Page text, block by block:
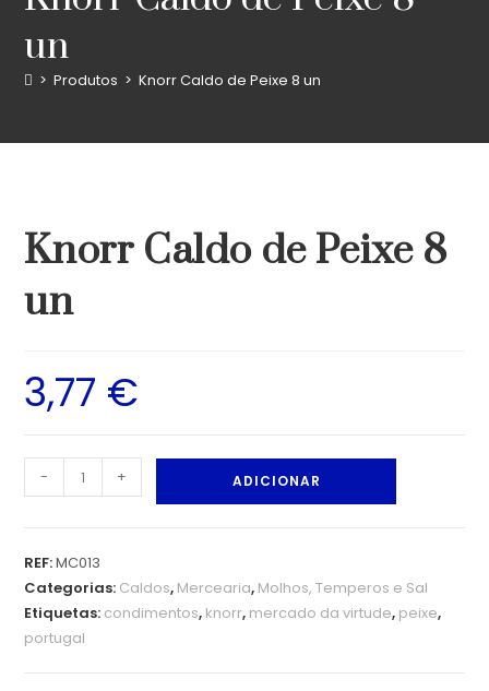
un
> Produtos > Knorr Caldo de Peixe 8 un
Knorr Caldo de Peixe 8
un
3,77 €
- + ADICIONAR
REF:MC013
Categorias: Caldos, Mercearia, Molhos, Temperos e Sal
Etiquetas: condimentos, knorr, mercado da virtude, peixe,
portugal